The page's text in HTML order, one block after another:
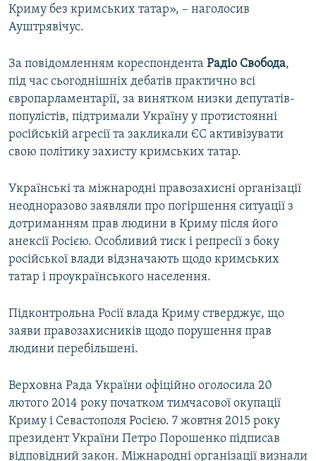
Криму без кримських татар», – наголосив
Ауштрявічус.
За повідомленням кореспондента Радіо Свобода,
під час сьогоднішніх дебатів практично всі
європарламентарії, за винятком низки депутатів-
популістів, підтримали Україну у протистоянні
російській агресії та закликали ЄС активізувати
свою політику захисту кримських татар.
Українські та міжнародні правозахисні організації
неодноразово заявляли про погіршення ситуації з
дотриманням прав людини в Криму після його
анексії Росією. Особливий тиск і репресії з боку
російської влади відзначають щодо кримських
татар і проукраїнського населення.
Підконтрольна Росії влада Криму стверджує, що
заяви правозахисників щодо порушення прав
людини перебільшені.
Верховна Рада України офіційно оголосила 20
лютого 2014 року початком тимчасової окупації
Криму і Севастополя Росією. 7 жовтня 2015 року
президент України Петро Порошенко підписав
відповідний закон. Міжнародні організації визнали